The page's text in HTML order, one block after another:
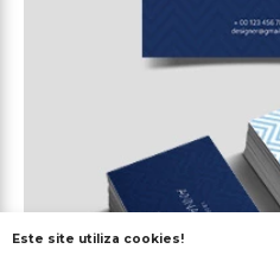
Este site utiliza cookies!